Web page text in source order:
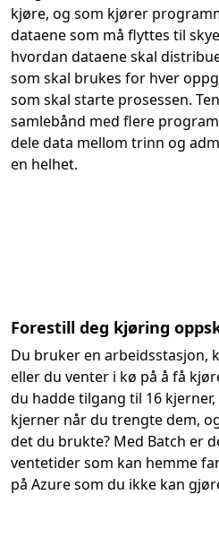
kjøre, og som kjører
dataene som må flyttes til
hvordan dataene skal
som skal brukes for hver
som skal starte prosessen.
samlebånd med flere
dele data mellom trinn og
en helhet.
Forestill deg kjøring
Du bruker en arbeidsstasjon,
eller du venter i kø på å få
du hadde tilgang til 16
kjerner når du trengte dem,
det du brukte? Med Batch er
ventetider som kan hemme
på Azure som du ikke kan